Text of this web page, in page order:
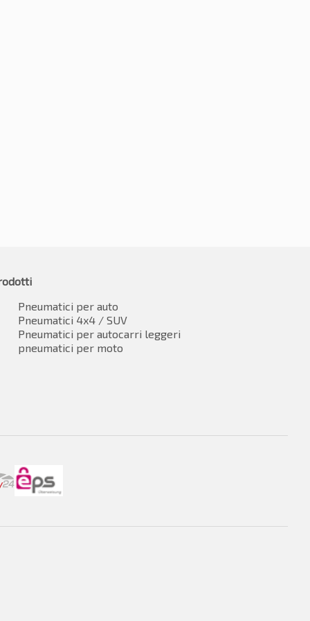
102V
Pneumatici per auto
Pneumatici 4x4 / SUV
Pneumatici per autocarri leggeri
pneumatici per moto